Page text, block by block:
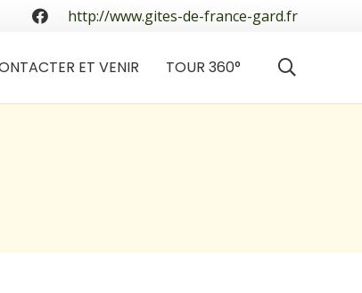
http://www.gites-de-france-gard.fr
ET VENIR TOUR 360°